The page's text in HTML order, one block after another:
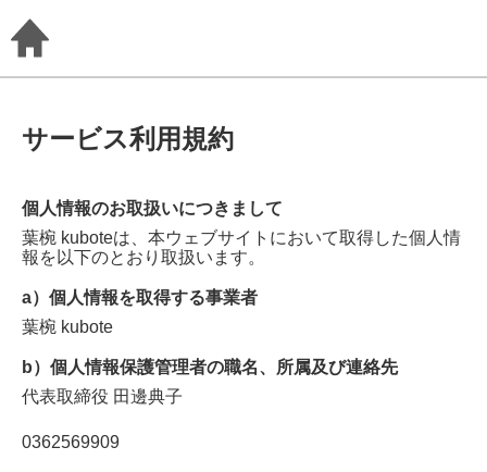
サービス利用規約
個人情報のお取扱いにつきまして
葉椀 kuboteは、本ウェブサイトにおいて取得した個人情
報を以下のとおり取扱います。
a）個人情報を取得する事業者
葉椀 kubote
b）個人情報保護管理者の職名、所属及び連絡先
代表取締役 田邊典子
0362569909